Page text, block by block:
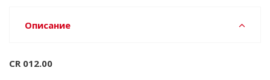
Описание
CR 012.00